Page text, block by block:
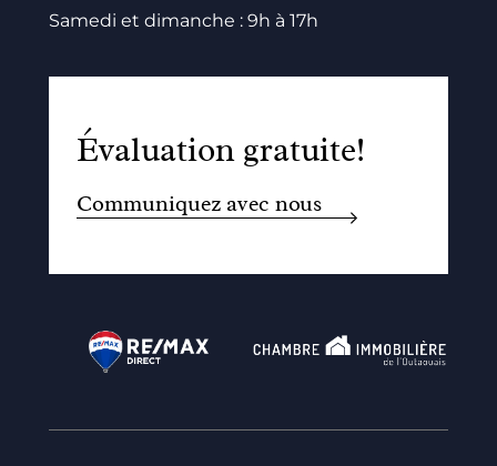
Samedi et dimanche : 9h à 17h
Évaluation gratuite!
Communiquez avec nous